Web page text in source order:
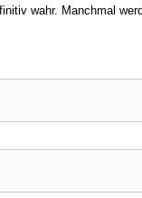
wahr. Manchmal